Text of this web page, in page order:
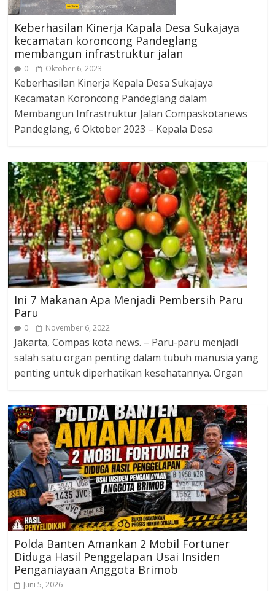
Keberhasilan Kinerja Kapala Desa Sukajaya
kecamatan koroncong Pandeglang
membangun infrastruktur jalan
0 Oktober 6, 2023
Keberhasilan Kinerja Kepala Desa Sukajaya
Kecamatan Koroncong Pandeglang dalam
Membangun Infrastruktur Jalan Compaskotanews
Pandeglang, 6 Oktober 2023 – Kepala Desa
Ini 7 Makanan Apa Menjadi Pembersih Paru
Paru
0 November 6, 2022
Jakarta, Compas kota news. – Paru-paru menjadi
salah satu organ penting dalam tubuh manusia yang
penting untuk diperhatikan kesehatannya. Organ
Polda Banten Amankan 2 Mobil Fortuner
Diduga Hasil Penggelapan Usai Insiden
Penganiayaan Anggota Brimob
Juni 5, 2026